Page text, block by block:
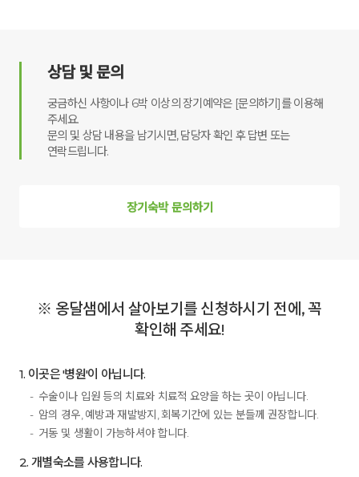
상담 및 문의
궁금하신 사항이나 6박 이상의 장기예약은 [문의하기]를 이용해
주세요.
문의 및 상담 내용을 남기시면, 담당자 확인 후 답변 또는
연락드립니다.
장기숙박 문의하기
※ 옹달샘에서 살아보기를 신청하시기 전에, 꼭
확인해 주세요!
1. 이곳은 '병원'이 아닙니다.
수술이나 입원 등의 치료와 치료적 요양을 하는 곳이 아닙니다.
암의 경우, 예방과 재발방지, 회복기간에 있는 분들께 권장합니다.
거동 및 생활이 가능하셔야 합니다.
2. 개별숙소를 사용합니다.